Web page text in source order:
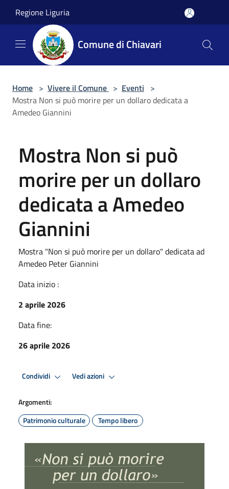
Regione Liguria
Comune di Chiavari
Home > Vivere il Comune > Eventi >
Mostra Non si può morire per un dollaro dedicata a
Amedeo Giannini
Mostra Non si può
morire per un dollaro
dedicata a Amedeo
Giannini
Mostra "Non si può morire per un dollaro" dedicata ad
Amedeo Peter Giannini
Data inizio :
2 aprile 2026
Data fine:
26 aprile 2026
Condividi Vedi azioni
Argomenti:
Patrimonio culturale
Tempo libero